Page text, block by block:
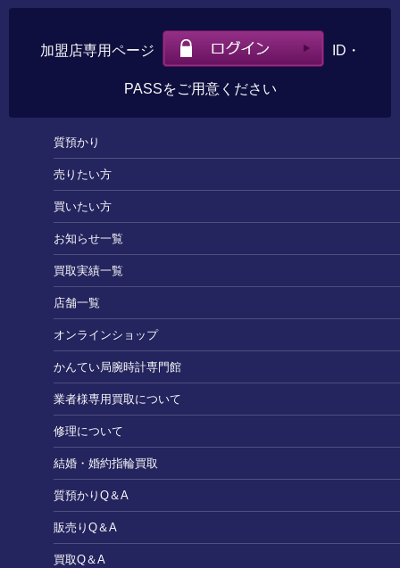
加盟店専用ページ ID・
PASSをご用意ください
質預かり
売りたい方
買いたい方
お知らせ一覧
買取実績一覧
店舗一覧
オンラインショップ
かんてい局腕時計専門館
業者様専用買取について
修理について
結婚・婚約指輪買取
質預かりQ＆A
販売りQ＆A
買取Q＆A